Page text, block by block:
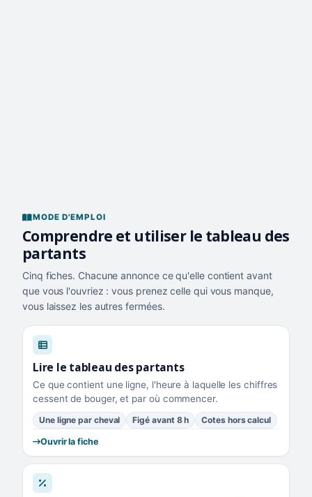
MODE D'EMPLOI
Comprendre et utiliser le tableau des
partants
Cinq fiches. Chacune annonce ce qu'elle contient avant
que vous l'ouvriez : vous prenez celle qui vous manque,
vous laissez les autres fermées.
Lire le tableau des partants
Ce que contient une ligne, l'heure à laquelle les chiffres
cessent de bouger, et par où commencer.
Une ligne par cheval Figé avant 8 h Cotes hors calcul
Ouvrir la fiche